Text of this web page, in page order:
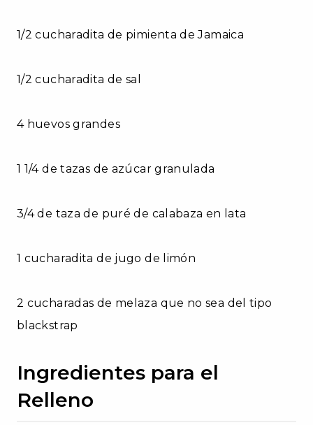
1/2 cucharadita de pimienta de Jamaica
1/2 cucharadita de sal
4 huevos grandes
1 1/4 de tazas de azúcar granulada
3/4 de taza de puré de calabaza en lata
1 cucharadita de jugo de limón
2 cucharadas de melaza que no sea del tipo
blackstrap
Ingredientes para el
Relleno